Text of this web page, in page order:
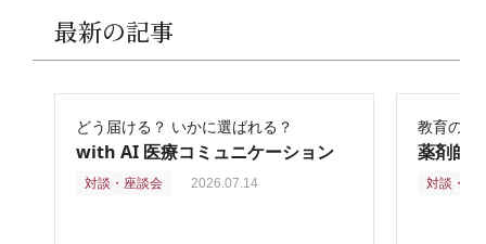
最新の記事
どう届ける？ いかに選ばれる？
with AI 医療コミュニケーション
対談・座談会 2026.07.14
教育の再
薬剤師
対談・座